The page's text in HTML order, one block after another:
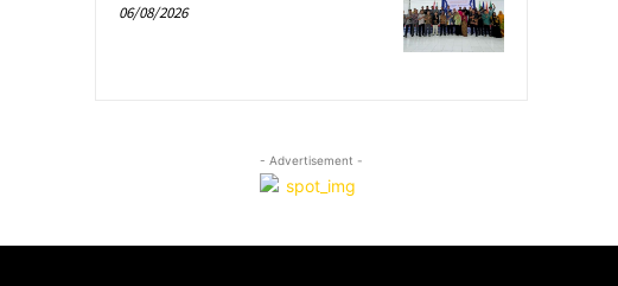
06/08/2026
- Advertisement -